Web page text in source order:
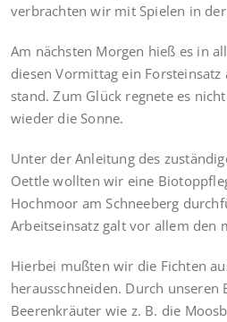
verbrachten wir mit Spielen in
Am nächsten Morgen hieß es in
diesen Vormittag ein
stand. Zum Glück regnete es
wieder die Sonne.
Unter der Anleitung des
Oettle wollten wir eine
Hochmoor am Schneeberg
Arbeitseinsatz galt vor allem den
Hierbei mußten wir die Fichten
herausschneiden. Durch unseren
Beerenkräuter wie z. B. die